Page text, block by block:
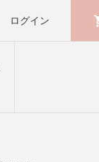
ログイン